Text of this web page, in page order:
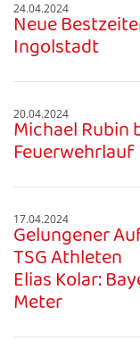
24.04.2024
Neue
Ingolstadt
20.04.2024
Michael
Feuerwehrlauf
17.04.2024
Gelungener
TSG Athleten
Elias Kolar:
Meter